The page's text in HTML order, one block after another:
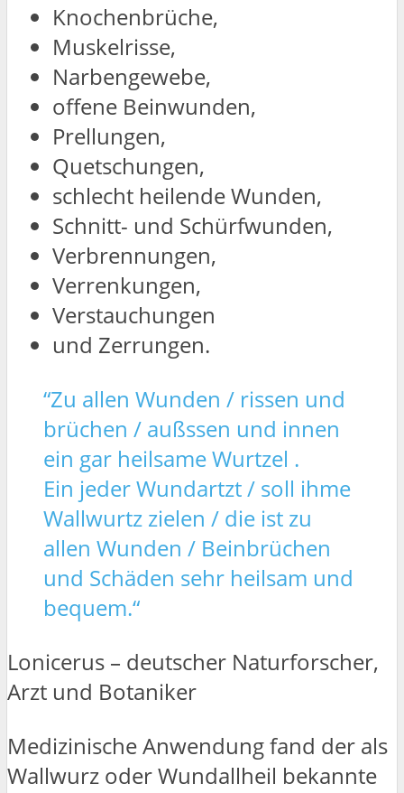
Knochenbrüche,
Muskelrisse,
Narbengewebe,
offene Beinwunden,
Prellungen,
Quetschungen,
schlecht heilende Wunden,
Schnitt- und Schürfwunden,
Verbrennungen,
Verrenkungen,
Verstauchungen
und Zerrungen.
“Zu allen Wunden / rissen und
brüchen / außssen und innen
ein gar heilsame Wurtzel .
Ein jeder Wundartzt / soll ihme
Wallwurtz zielen / die ist zu
allen Wunden / Beinbrüchen
und Schäden sehr heilsam und
bequem.“
Lonicerus – deutscher Naturforscher,
Arzt und Botaniker
Medizinische Anwendung fand der als
Wallwurz oder Wundallheil bekannte